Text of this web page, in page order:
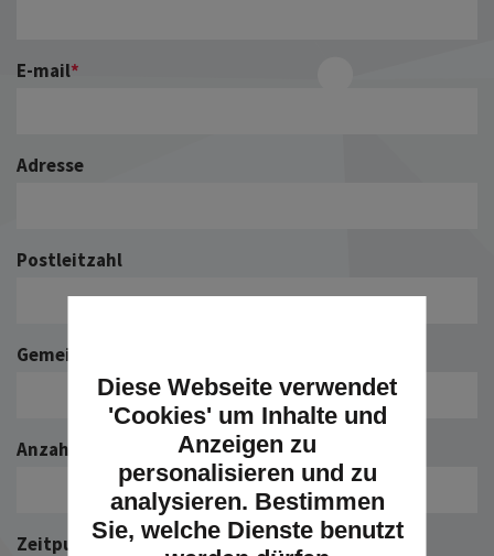
E-mail*
Adresse
Postleitzahl
Gemeinde
Anzahl der Kinder
Zeitpunkt*
Diese Webseite verwendet
'Cookies' um Inhalte und
Anzeigen zu
personalisieren und zu
analysieren. Bestimmen
Sie, welche Dienste benutzt